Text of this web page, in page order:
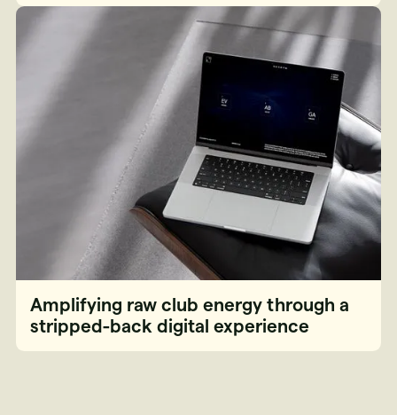
Amplifying raw club energy through a
stripped-back digital experience